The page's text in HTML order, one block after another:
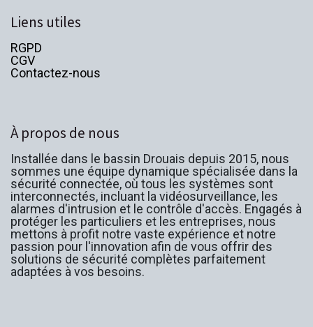
Liens utiles
RGPD
CGV
Contactez-nous
À propos de nous
Installée dans le bassin Drouais depuis 2015, nous
sommes une équipe dynamique spécialisée dans la
sécurité connectée, où tous les systèmes sont
interconnectés, incluant la vidéosurveillance, les
alarmes d'intrusion et le contrôle d'accès. Engagés à
protéger les particuliers et les entreprises, nous
mettons à profit notre vaste expérience et notre
passion pour l'innovation afin de vous offrir des
solutions de sécurité complètes parfaitement
adaptées à vos besoins.